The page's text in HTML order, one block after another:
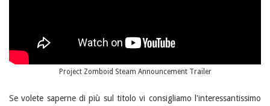
Project Zomboid Steam Announcement Trailer
Se volete saperne di più sul titolo vi consigliamo l'interessantissimo